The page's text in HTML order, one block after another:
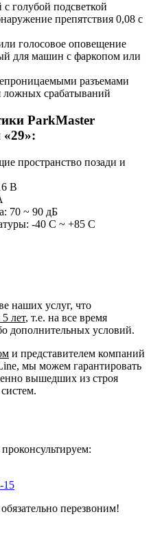
голубой подсветкой
препятствия 0,08 с
голосовое оповещение
для машин с фаркопом или
разъемами
срабатываний
ParkMaster
пространство позади и
В
70 ~ 90 дБ
-40 C ~ +85 C
наших услуг, что
лет, т.е. на все время
дополнительных условий.
и представителем компаний
мы можем гарантировать
вышедших из строя
15
перезвоним!